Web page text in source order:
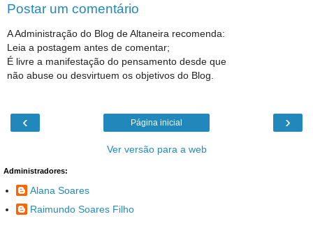
Postar um comentário
A Administração do Blog de Altaneira recomenda:
Leia a postagem antes de comentar;
É livre a manifestação do pensamento desde que
não abuse ou desvirtuem os objetivos do Blog.
‹ ›
Página inicial
Ver versão para a web
Administradores:
Alana Soares
Raimundo Soares Filho